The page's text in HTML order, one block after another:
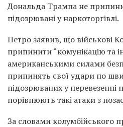
Дональда Трампа не
підозрювані у наркоторгівлі.
Петро заявив, що військові
припинити “комунікацію та
американськими силами
припинять свої удари по
підозрюваних у перевезенні
порівнюють такі атаки з
За словами колумбійського